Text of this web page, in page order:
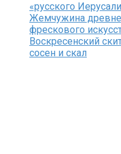
«русского
Жемчужина
фрескового
Воскресенский
сосен и скал